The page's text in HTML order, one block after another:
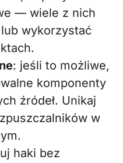
— wiele z nich
wykorzystać
: jeśli to możliwe,
komponenty
źródeł. Unikaj
w
haki bez